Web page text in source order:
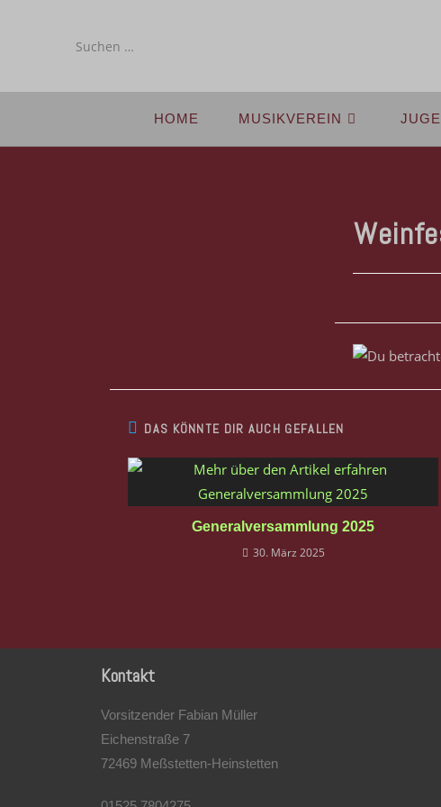
Diese
durchsuchenHOME MUSIKVEREIN
DAS KÖNNTE DIR AUCH GEFALLEN
Generalversammlung 2025
30. März 2025
Kontakt
Vorsitzender Fabian Müller
Eichenstraße 7
72469 Meßstetten-Heinstetten